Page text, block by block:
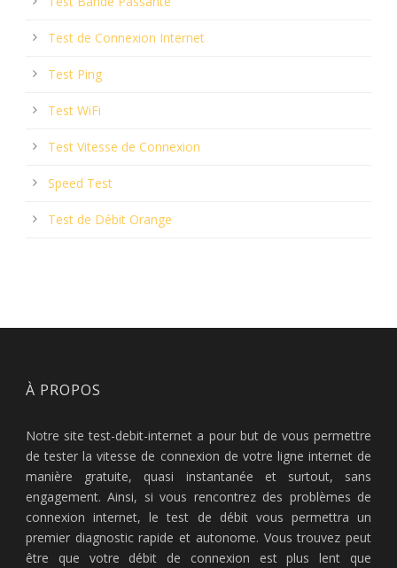
Test de Connexion Internet
Test Ping
Test WiFi
Test Vitesse de Connexion
Speed Test
Test de Débit Orange
À PROPOS
Notre site test-debit-internet a pour but de vous permettre
de tester la vitesse de connexion de votre ligne internet de
manière gratuite, quasi instantanée et surtout, sans
engagement. Ainsi, si vous rencontrez des problèmes de
connexion internet, le test de débit vous permettra un
premier diagnostic rapide et autonome. Vous trouvez peut
être que votre débit de connexion est plus lent que